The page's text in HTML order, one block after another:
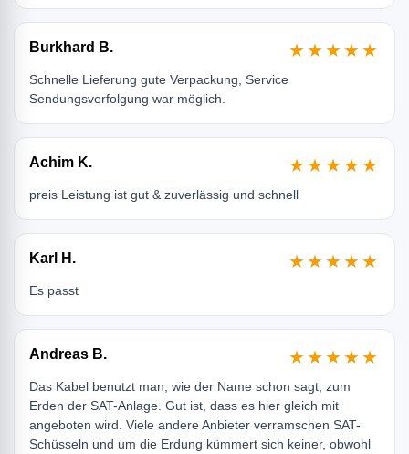
Burkhard B. ★★★★★
Schnelle Lieferung gute Verpackung, Service
Sendungsverfolgung war möglich.
Achim K. ★★★★★
preis Leistung ist gut & zuverlässig und schnell
Karl H. ★★★★★
Es passt
Andreas B. ★★★★★
Das Kabel benutzt man, wie der Name schon sagt, zum
Erden der SAT-Anlage. Gut ist, dass es hier gleich mit
angeboten wird. Viele andere Anbieter verramschen SAT-
Schüsseln und um die Erdung kümmert sich keiner, obwohl